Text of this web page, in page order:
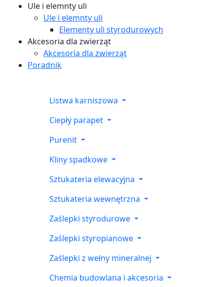
Ule i elemnty uli
Ule i elemnty uli
Elementy uli styrodurowych
Akcesoria dla zwierząt
Akcesoria dla zwierząt
Poradnik
Listwa karniszowa
Ciepły parapet
Purenit
Kliny spadkowe
Sztukateria elewacyjna
Sztukateria wewnętrzna
Zaślepki styrodurowe
Zaślepki styropianowe
Zaślepki z wełny mineralnej
Chemia budowlana i akcesoria